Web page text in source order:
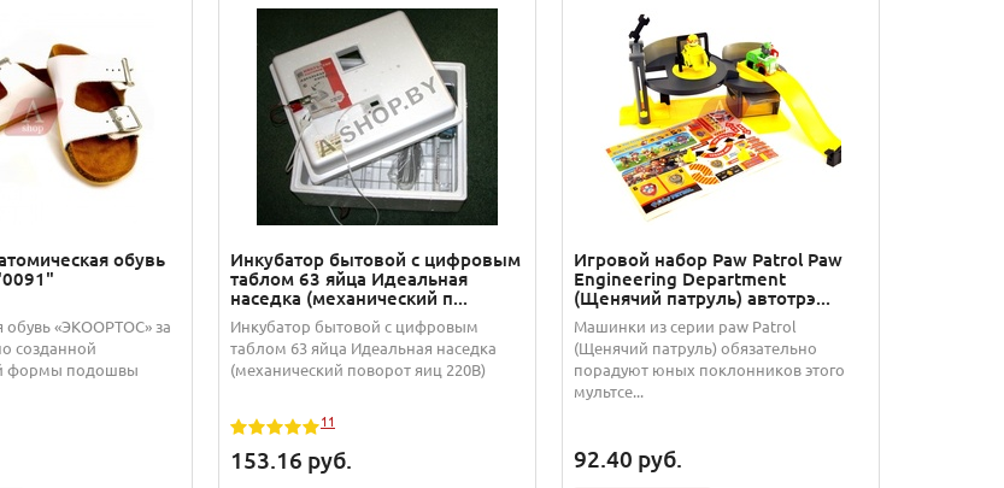
обувь
обувь «ЭКООРТОС» за
созданной
формы подошвы
Инкубатор бытовой с цифровым
таблом 63 яйца Идеальная
наседка (механический п...
Инкубатор бытовой с цифровым
таблом 63 яйца Идеальная наседка
(механический поворот яиц 220В)
11
153.16 руб.
Игровой набор Paw Patrol Paw
Engineering Department
(Щенячий патруль) автотрэ...
Машинки из серии paw Patrol
(Щенячий патруль) обязательно
порадуют юных поклонников этого
мультсе...
92.40 руб.